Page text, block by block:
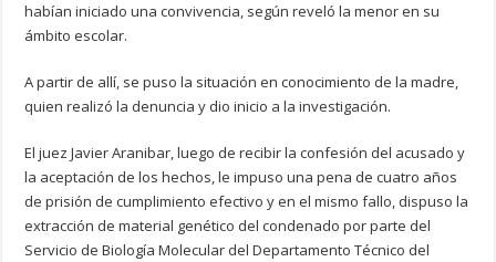
habían iniciado una convivencia, según reveló la menor en su
ámbito escolar.
A partir de allí, se puso la situación en conocimiento de la madre,
quien realizó la denuncia y dio inicio a la investigación.
El juez Javier Aranibar, luego de recibir la confesión del acusado y
la aceptación de los hechos, le impuso una pena de cuatro años
de prisión de cumplimiento efectivo y en el mismo fallo, dispuso la
extracción de material genético del condenado por parte del
Servicio de Biología Molecular del Departamento Técnico del